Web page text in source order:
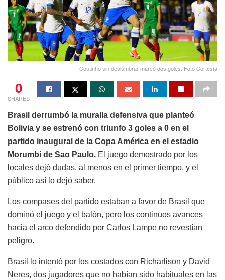
Coutinho sin deslumbrar marcó dos goles. Foto Cortesía
0
SHARES
Brasil derrumbó la muralla defensiva que planteó
Bolivia y se estrenó con triunfo 3 goles a 0 en el
partido inaugural de la Copa América en el estadio
Morumbí de Sao Paulo. El juego demostrado por los
locales dejó dudas, al menos en el primer tiempo, y el
público así lo dejó saber.
Los compases del partido estaban a favor de Brasil que
dominó el juego y el balón, pero los continuos avances
hacia el arco defendido por Carlos Lampe no revestían
peligro.
Brasil lo intentó por los costados con Richarlison y David
Neres, dos jugadores que no habían sido habituales en las